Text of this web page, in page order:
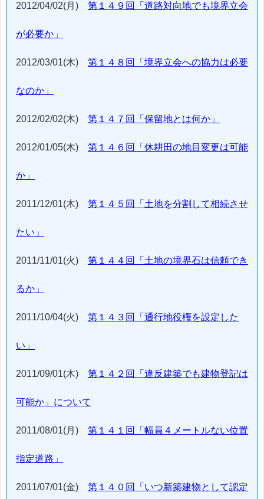
2012/04/02(月) 第１４９回「道路対向地でも境界立会
が必要か」
2012/03/01(木) 第１４８回「境界立会への協力は必要
なのか」
2012/02/02(木) 第１４７回「保留地とは何か」
2012/01/05(木) 第１４６回「休耕田の地目変更は可能
か」
2011/12/01(木) 第１４５回「土地を分割して相続させ
たい」
2011/11/01(火) 第１４４回「土地の境界石は信頼でき
るか」
2011/10/04(火) 第１４３回「通行地役権を設定した
い」
2011/09/01(木) 第１４２回「違反建築でも建物登記は
可能か」について
2011/08/01(月) 第１４１回「幅員４メートルない位置
指定道路」
2011/07/01(金) 第１４０回「いつ新築建物として認定